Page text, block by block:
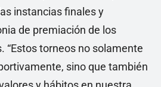
instancias finales y
de premiación de los
“Estos torneos no solamente
sino que también